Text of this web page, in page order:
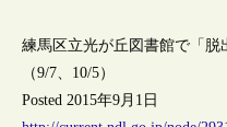
練馬区立光が丘図書館で「脱
（9/7、10/5）
Posted 2015年9月1日